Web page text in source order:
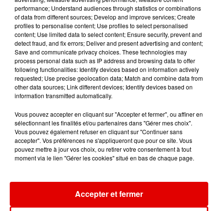
ZAHO FEAT. MC SOLAAR
Comme Caroline
R3HAB X INNA X SASH!
Rock My Body
CHARLES DORE
Famille Ou Pas
Famille
performance; Understand audiences through statistics or combinations
of data from different sources; Develop and improve services; Create
profiles to personalise content; Use profiles to select personalised
content; Use limited data to select content; Ensure security, prevent and
detect fraud, and fix errors; Deliver and present advertising and content;
Save and communicate privacy choices. These technologies may
process personal data such as IP address and browsing data to offer
following functionalities: Identify devices based on information actively
requested; Use precise geolocation data; Match and combine data from
other data sources; Link different devices; Identify devices based on
information transmitted automatically.
Vous pouvez accepter en cliquant sur "Accepter et fermer", ou affiner en
sélectionnant les finalités et/ou partenaires dans "Gérer mes choix".
Vous pouvez également refuser en cliquant sur "Continuer sans
accepter". Vos préférences ne s'appliqueront que pour ce site. Vous
pouvez mettre à jour vos choix, ou retirer votre consentement à tout
moment via le lien "Gérer les cookies" situé en bas de chaque page.
Accepter et fermer